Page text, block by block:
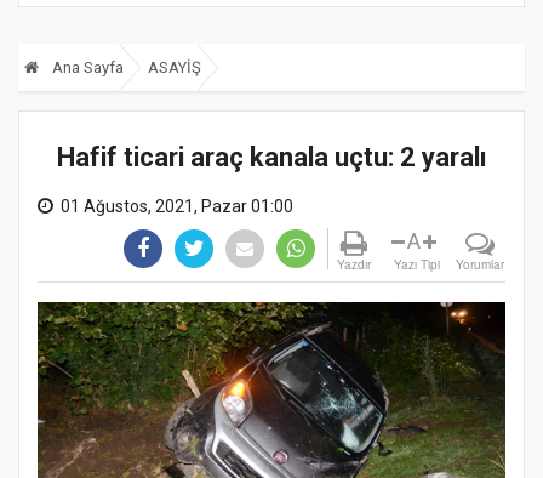
Ana Sayfa ASAYİŞ
Hafif ticari araç kanala uçtu: 2 yaralı
01 Ağustos, 2021, Pazar 01:00
Yazdır
A
Yazı Tipi Yorumlar